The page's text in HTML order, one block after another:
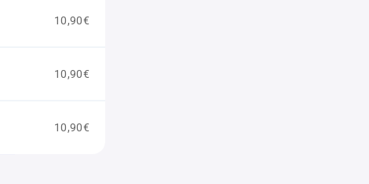
10,90€
10,90€
10,90€